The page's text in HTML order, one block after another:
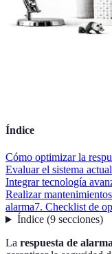
Índice
Cómo optimizar la
Evaluar el sistema actual
Integrar tecnología
Realizar
alarma7. Checklist de
Índice(9 secciones)
La respuesta de